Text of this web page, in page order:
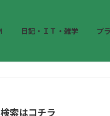
日記・ＩＴ・雑学 プ
検索はコチラ